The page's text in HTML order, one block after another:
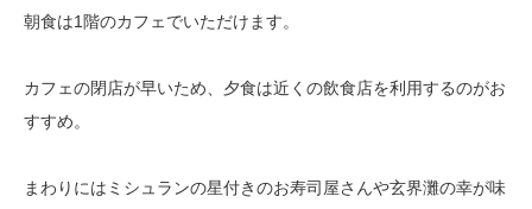
朝食は1階のカフェでいただけます。
カフェの閉店が早いため、夕食は近くの飲食店を利用するのがお
すすめ。
まわりにはミシュランの星付きのお寿司屋さんや玄界灘の幸が味